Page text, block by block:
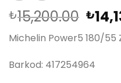
₺15,200.00 ₺
Michelin Power5 180/55
Barkod: 417254964